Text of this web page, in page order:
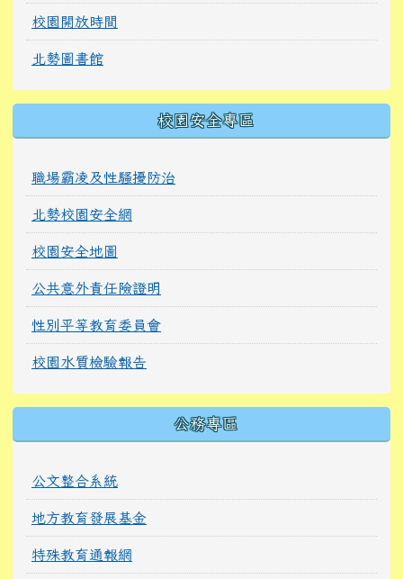
校園開放時間
北勢圖書館
校園安全專區
職場霸凌及性騷擾防治
北勢校園安全網
校園安全地圖
公共意外責任險證明
性別平等教育委員會
校園水質檢驗報告
公務專區
公文整合系統
地方教育發展基金
特殊教育通報網